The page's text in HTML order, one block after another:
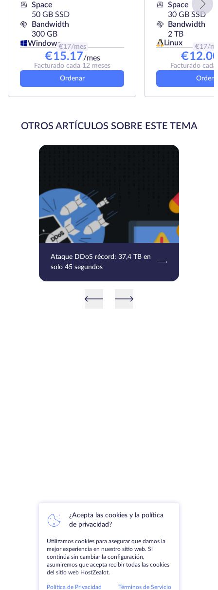
Space
50 GB SSD
Bandwidth
300 GB
Windows€17/mes
€15.17/mes
Facturado cada 12 meses
Ordenar
Space
30 GB SSD
Bandwidth
2 TB
Linux
€17/
€
Facturado
OTROS ARTÍCULOS SOBRE ESTE TEMA
Ataque DDoS récord: 37,4 TB en
solo 45 segundos
¿Acepta las cookies y la política
de privacidad?
Utilizamos cookies para asegurar que damos la
mejor experiencia en nuestro sitio web. Si
continúa sin cambiar la configuración,
asumiremos que acepta recibir todas las cookies
del sitio web HostZealot.
Política de Privacidad Términos de Servicio